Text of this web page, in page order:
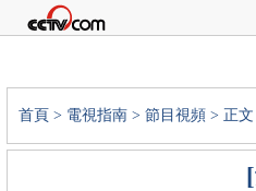
首頁 > 電視指南 > 節目視頻 > 正文